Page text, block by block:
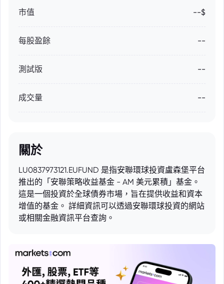
市值 --$
每股盈餘 --
測試版 --
成交量 --
關於
LU0837973121.EUFUND 是指安聯環球投資盧森堡平台
推出的「安聯策略收益基金 - AM 美元累積」基金。
這是一個投資於全球債券市場，旨在提供收益和資本
增值的基金。 詳細資訊可以透過安聯環球投資的網站
或相關金融資訊平台查詢。